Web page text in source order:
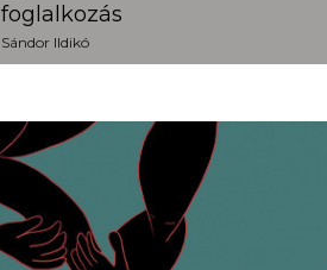
foglalkozás
Sándor Ildikó